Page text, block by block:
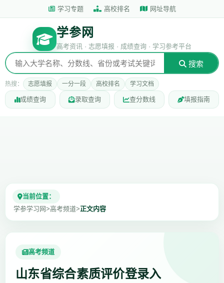
学习专题 高校排名 网址导航
学参网
高考资讯 · 志愿填报 · 成绩查询 · 学习参考平台
搜索
热搜： 志愿填报 一分一段 高校排名 学习文档
成绩查询 录取查询 查分数线 填报指南
当前位置：
学参学习网>高考频道>正文内容
高考频道
山东省综合素质评价登录入